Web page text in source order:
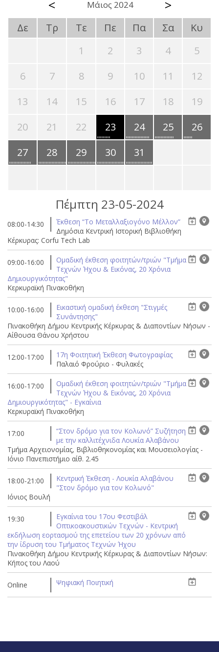
< Μάιος 2024 >
Δε Τρ Τε Πε Πα Σα
Κυ
1
2 3 4
5
6
7 8 9 10 11
12
13
14 15 16 17 18
19
20
21 22 23 24 25
26
27
28 29 30 31
Πέμπτη 23-05-2024
08:00-14:30
Έκθεση “Το Μεταλλαξιογόνο Μέλλον”
Δημόσια Κεντρική Ιστορική Βιβλιοθήκη
Κέρκυρας: Corfu Tech Lab
09:00-16:00
Ομαδική έκθεση φοιτητών/τριών "Τμήμα
Τεχνών Ήχου & Εικόνας, 20 Χρόνια
Δημιουργικότητας"
Κερκυραϊκή Πινακοθήκη
10:00-16:00
Eικαστική ομαδική έκθεση "Στιγμές
Συνάντησης"
Πινακοθήκη Δήμου Κεντρικής Κέρκυρας & Διαποντίων Νήσων -
Αίθουσα Θάνου Χρήστου
12:00-17:00
17η Φοιτητική Έκθεση Φωτογραφίας
Παλαιό Φρούριο - Φυλακές
16:00-17:00
Ομαδική έκθεση φοιτητών/τριών "Τμήμα
Τεχνών Ήχου & Εικόνας, 20 Χρόνια
Δημιουργικότητας" - Εγκαίνια
Κερκυραϊκή Πινακοθήκη
17:00
“Στον δρόμο για τον Κολωνό” Συζήτηση
με την καλλιτέχνιδα Λουκία Αλαβάνου
Τμήμα Αρχειονομίας, Βιβλιοθηκονομίας και Μουσειολογίας -
Ιόνιο Πανεπιστήμιο αίθ. 2.45
18:00-21:00
Κεντρική Έκθεση - Λουκία Αλαβάνου
"Στον δρόμο για τον Κολωνό"
Ιόνιος Βουλή
19:30
Εγκαίνια του 17ου Φεστιβάλ
Οπτικοακουστικών Τεχνών - Κεντρική
εκδήλωση εορτασμού της επετείου των 20 χρόνων από
την ίδρυση του Τμήματος Τεχνών Ήχου
Πινακοθήκη Δήμου Κεντρικής Κέρκυρας & Διαποντίων Νήσων:
Κήπος του Λαού
Online Ψηφιακή Ποιητική